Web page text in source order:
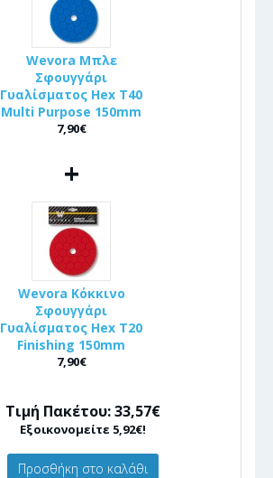
Wevora Μπλε
Σφουγγάρι
Γυαλίσματος Hex T40
Multi Purpose 150mm
7,90€
+
Wevora Κόκκινο
Σφουγγάρι
Γυαλίσματος Hex T20
Finishing 150mm
7,90€
Τιμή Πακέτου: 33,57€
Εξοικονομείτε 5,92€!
Προσθήκη στο καλάθι